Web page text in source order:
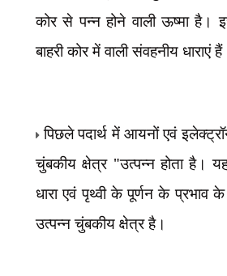
कोर से पन्न होने वाली ऊष्मा है।
बाहरी कोर में वाली संवहनीय धाराएं
पिछले पदार्थ में आयनों एवं
चुंबकीय क्षेत्र "उत्पन्न होता है।
धारा एवं पृथ्वी के पूर्णन के
उत्पन्न चुंबकीय क्षेत्र है।